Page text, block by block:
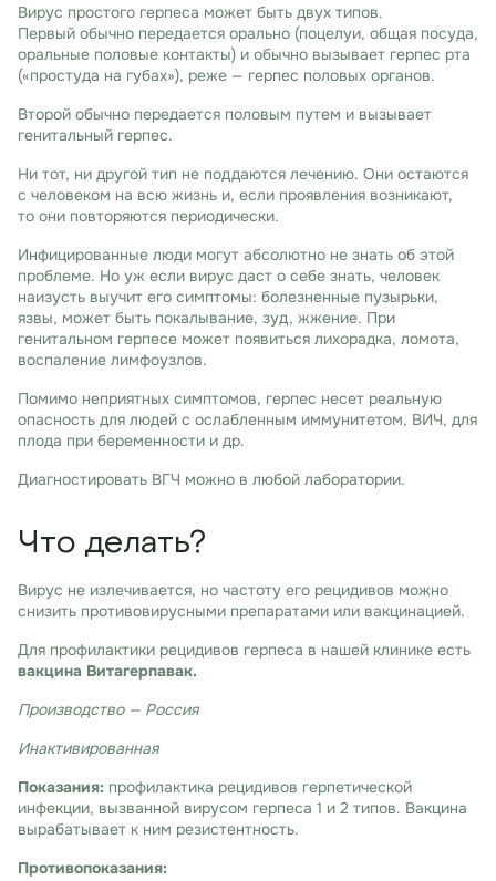
Вирус простого герпеса может быть двух типов.
Первый обычно передается орально (поцелуи, общая посуда,
оральные половые контакты) и обычно вызывает герпес рта
(«простуда на губах»), реже — герпес половых органов.
Второй обычно передается половым путем и вызывает
генитальный герпес.
Ни тот, ни другой тип не поддаются лечению. Они остаются
с человеком на всю жизнь и, если проявления возникают,
то они повторяются периодически.
Инфицированные люди могут абсолютно не знать об этой
проблеме. Но уж если вирус даст о себе знать, человек
наизусть выучит его симптомы: болезненные пузырьки,
язвы, может быть покалывание, зуд, жжение. При
генитальном герпесе может появиться лихорадка, ломота,
воспаление лимфоузлов.
Помимо неприятных симптомов, герпес несет реальную
опасность для людей с ослабленным иммунитетом, ВИЧ, для
плода при беременности и др.
Диагностировать ВГЧ можно в любой лаборатории.
Что делать?
Вирус не излечивается, но частоту его рецидивов можно
снизить противовирусными препаратами или вакцинацией.
Для профилактики рецидивов герпеса в нашей клинике есть
вакцина Витагерпавак.
Производство — Россия
Инактивированная
Показания: профилактика рецидивов герпетической
инфекции, вызванной вирусом герпеса 1 и 2 типов. Вакцина
вырабатывает к ним резистентность.
Противопоказания: